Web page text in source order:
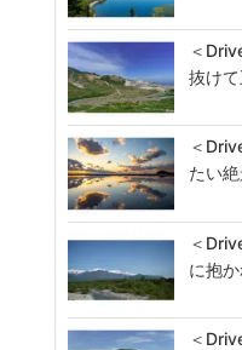
＜
抜け
＜
たい
＜
に抱
＜